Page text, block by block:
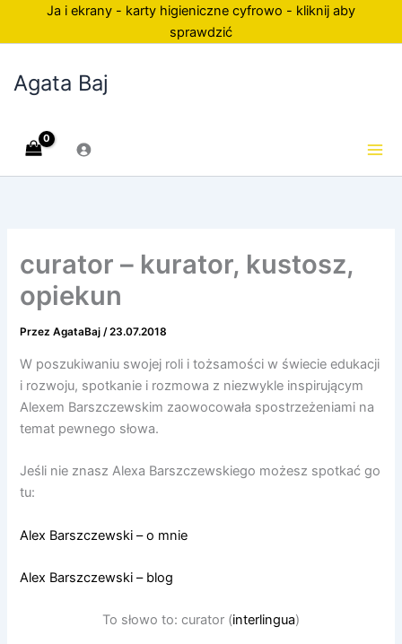
Ja i ekrany - karty higieniczne cyfrowo - kliknij aby
sprawdzić
Agata Baj
curator – kurator, kustosz,
opiekun
PrzezAgataBaj/23.07.2018
W poszukiwaniu swojej roli i tożsamości w świecie edukacji
i rozwoju, spotkanie i rozmowa z niezwykle inspirującym
Alexem Barszczewskim zaowocowała spostrzeżeniami na
temat pewnego słowa.
Jeśli nie znasz Alexa Barszczewskiego możesz spotkać go
tu:
Alex Barszczewski – o mnie
Alex Barszczewski – blog
To słowo to: curator (interlingua)